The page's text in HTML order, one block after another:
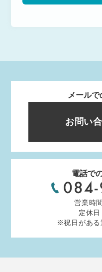
メール
お問い
電話で
営業時
定休
※祝日がある